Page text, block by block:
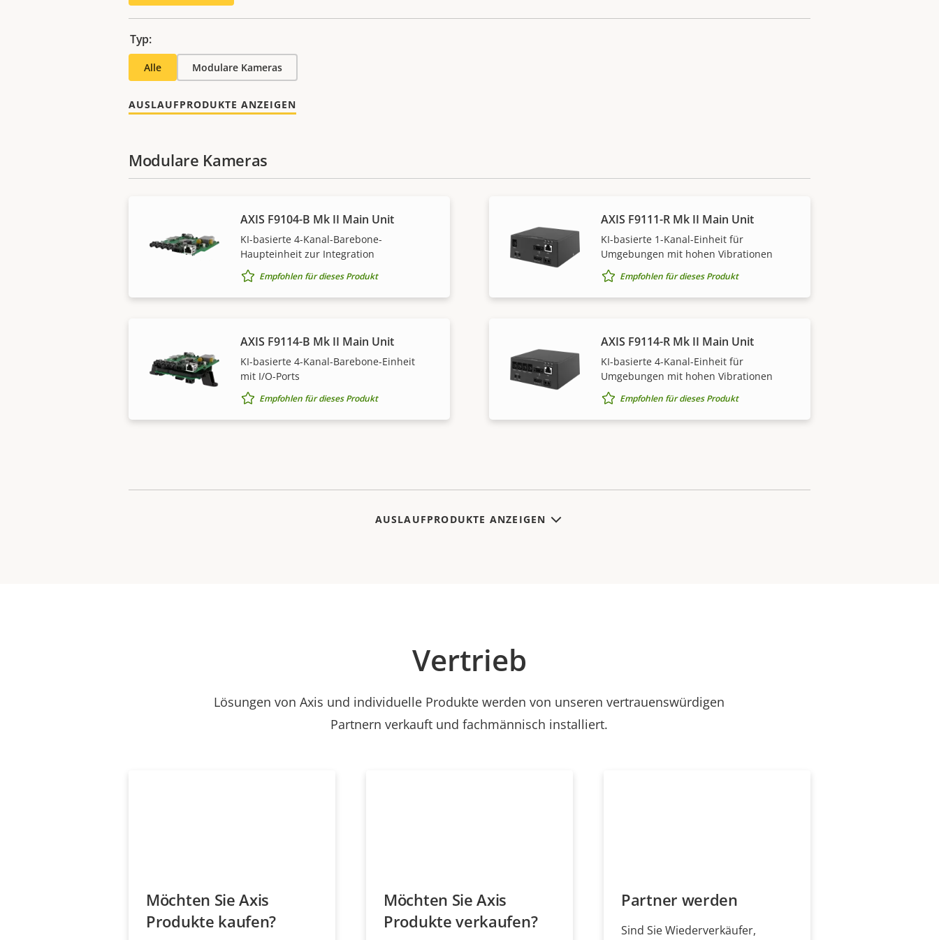
Typ:
Alle Modulare Kameras
AUSLAUFPRODUKTE ANZEIGEN
Modulare Kameras
AXIS F9104-B Mk II Main Unit
KI-basierte 4-Kanal-Barebone-
Haupteinheit zur Integration
Empfohlen für dieses Produkt
AXIS F9111-R Mk II Main Unit
KI-basierte 1-Kanal-Einheit für
Umgebungen mit hohen Vibrationen
Empfohlen für dieses Produkt
AXIS F9114-B Mk II Main Unit
KI-basierte 4-Kanal-Barebone-Einheit
mit I/O-Ports
Empfohlen für dieses Produkt
AXIS F9114-R Mk II Main Unit
KI-basierte 4-Kanal-Einheit für
Umgebungen mit hohen Vibrationen
Empfohlen für dieses Produkt
AUSLAUFPRODUKTE ANZEIGEN
Vertrieb
Lösungen von Axis und individuelle Produkte werden von unseren vertrauenswürdigen
Partnern verkauft und fachmännisch installiert.
Möchten Sie Axis
Produkte kaufen?
Möchten Sie Axis
Produkte verkaufen?
Partner werden
Sind Sie Wiederverkäufer,